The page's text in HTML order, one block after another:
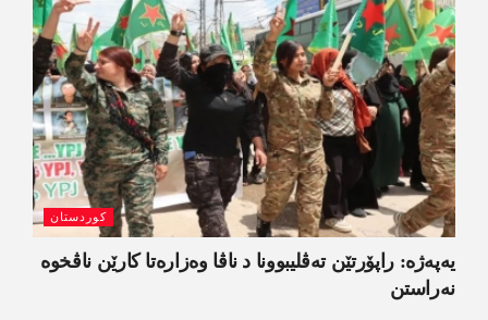
کوردستان
یەپەژە: راپۆرتێن تەڤلیبوونا د ناڤا وەزارەتا کارێن ناڤخوە
نەراستن